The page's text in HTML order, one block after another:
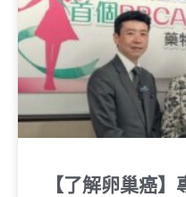
【了解卵巢癌